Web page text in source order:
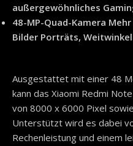
außergewöhnliches
48-MP-Quad-Kamera
Bilder Porträts,
Ausgestattet mit einer 48
kann das Xiaomi Redmi
von 8000 x 6000 Pixel
Unterstützt wird es dabei
Rechenleistung und einem